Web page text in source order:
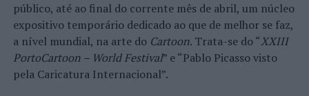
público, até ao final do corrente mês de abril, um núcleo
expositivo temporário dedicado ao que de melhor se faz,
a nível mundial, na arte do Cartoon. Trata-se do “XXIII
PortoCartoon – World Festival” e “Pablo Picasso visto
pela Caricatura Internacional”.